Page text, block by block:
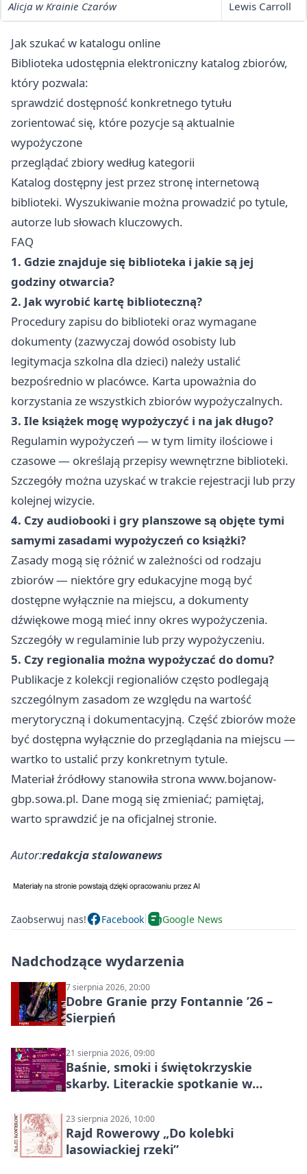
Alicja w Krainie Czarów Lewis Carroll
Jak szukać w katalogu online
Biblioteka udostępnia elektroniczny katalog zbiorów,
który pozwala:
sprawdzić dostępność konkretnego tytułu
zorientować się, które pozycje są aktualnie
wypożyczone
przeglądać zbiory według kategorii
Katalog dostępny jest przez stronę internetową
biblioteki. Wyszukiwanie można prowadzić po tytule,
autorze lub słowach kluczowych.
FAQ
1. Gdzie znajduje się biblioteka i jakie są jej
godziny otwarcia?
2. Jak wyrobić kartę biblioteczną?
Procedury zapisu do biblioteki oraz wymagane
dokumenty (zazwyczaj dowód osobisty lub
legitymacja szkolna dla dzieci) należy ustalić
bezpośrednio w placówce. Karta upoważnia do
korzystania ze wszystkich zbiorów wypożyczalnych.
3. Ile książek mogę wypożyczyć i na jak długo?
Regulamin wypożyczeń — w tym limity ilościowe i
czasowe — określają przepisy wewnętrzne biblioteki.
Szczegóły można uzyskać w trakcie rejestracji lub przy
kolejnej wizycie.
4. Czy audiobooki i gry planszowe są objęte tymi
samymi zasadami wypożyczeń co książki?
Zasady mogą się różnić w zależności od rodzaju
zbiorów — niektóre gry edukacyjne mogą być
dostępne wyłącznie na miejscu, a dokumenty
dźwiękowe mogą mieć inny okres wypożyczenia.
Szczegóły w regulaminie lub przy wypożyczeniu.
5. Czy regionalia można wypożyczać do domu?
Publikacje z kolekcji regionaliów często podlegają
szczególnym zasadom ze względu na wartość
merytoryczną i dokumentacyjną. Część zbiorów może
być dostępna wyłącznie do przeglądania na miejscu —
wartko to ustalić przy konkretnym tytule.
Materiał źródłowy stanowiła strona www.bojanow-
gbp.sowa.pl. Dane mogą się zmieniać; pamiętaj,
warto sprawdzić je na oficjalnej stronie.
Autor:redakcja stalowanews
Zaobserwuj nas! Facebook Google News
Nadchodzące wydarzenia
7 sierpnia 2026, 20:00
Dobre Granie przy Fontannie ’26 –
Sierpień
21 sierpnia 2026, 09:00
Baśnie, smoki i świętokrzyskie
skarby. Literackie spotkanie w
23 sierpnia 2026, 10:00
Rajd Rowerowy „Do kolebki
lasowiackiej rzeki”